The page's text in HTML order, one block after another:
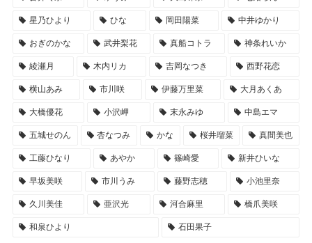
星乃ひより ひな 岡田陽菜 中井ゆかり
おぎのかな 武井梨花 真船コトラ 神条れいか
綾瀬月 木内リカ 吉岡なつき 西野花恋
横山あみ 市川咲 伊藤万里菜 大月あくあ
大橋優花 小沢岬 末永みゆ 中島エマ
五城せのん 杏なつみ かな 桜井瑠菜 真間美也
工藤ひなり あやか 篠崎愛 新井ひいな
早坂美咲 市川うみ 藤野志穂 小池里奈
久川美佳 亜沢光 河合麻里 橋爪美咲
和泉ひより 石田果子